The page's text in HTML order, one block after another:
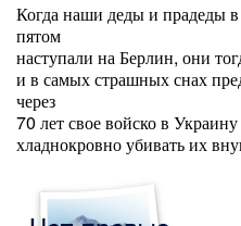
Когда наши деды и прадеды
пятом
наступали на Берлин, они
и в самых страшных снах
через
70 лет свое войско в
хладнокровно убивать их